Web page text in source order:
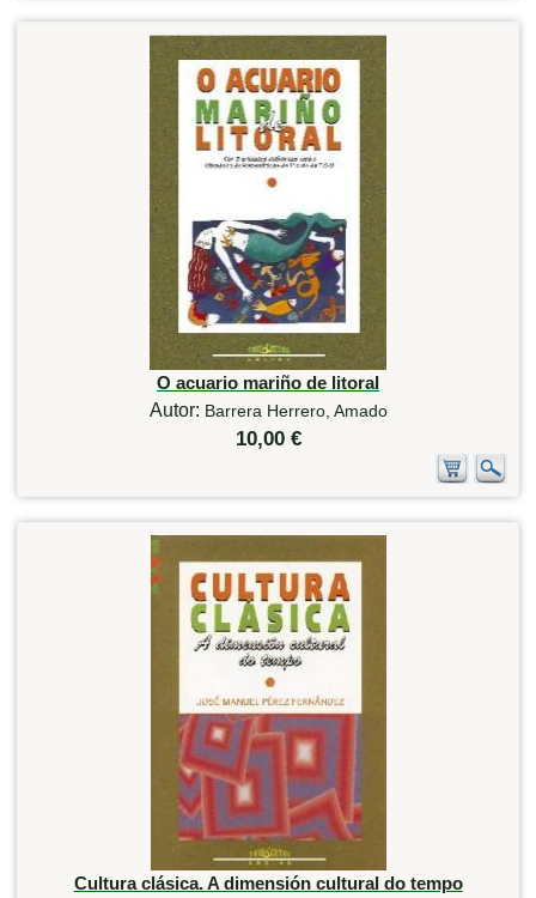
O acuario mariño de litoral
Autor: Barrera Herrero, Amado
10,00 €
Cultura clásica. A dimensión cultural do tempo